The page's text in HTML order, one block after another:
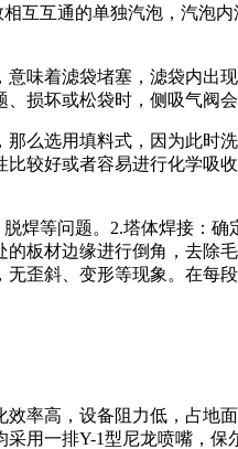
互互通的单独汽泡，汽泡
着滤袋堵塞，滤袋内出
损坏或松袋时，侧吸气阀会
么选用填料式，因为此时
较好或者容易进行化学吸
焊等问题。2.塔体焊接：
板材边缘进行倒角，去除
歪斜、变形等现象。在每
率高，设备阻力低，占地
用一排Y-1型尼龙喷嘴，